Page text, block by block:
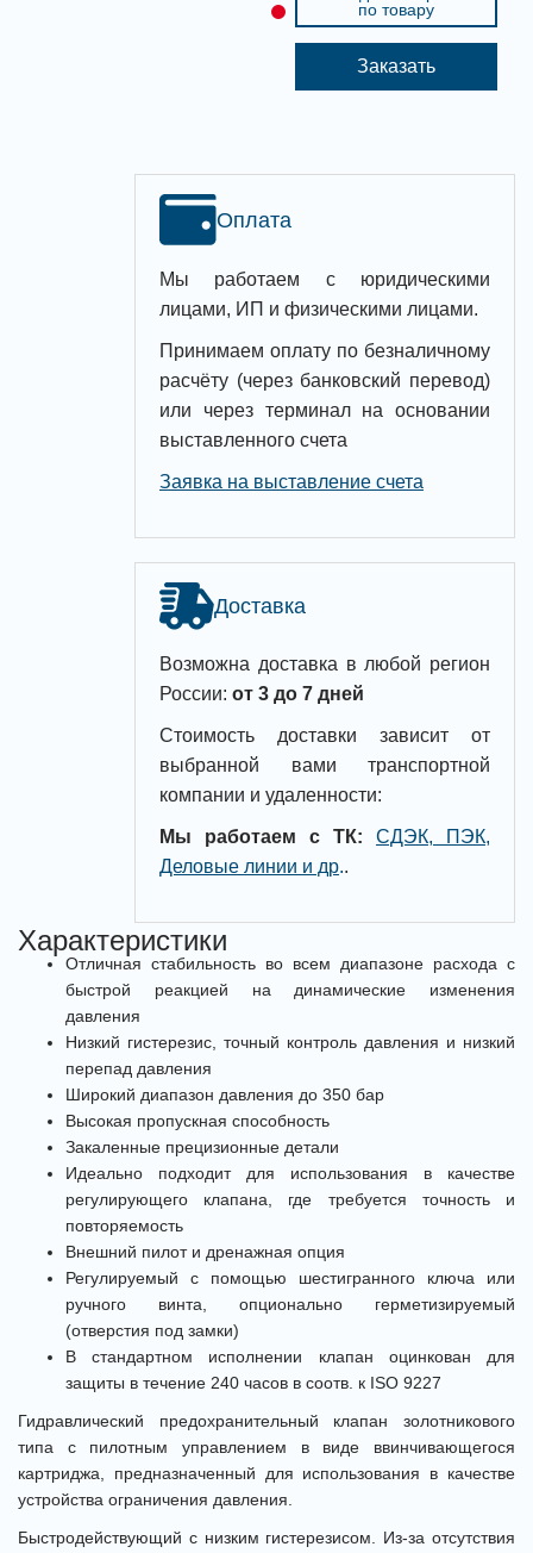
по товару
Заказать
Оплата
Мы работаем с юридическими
лицами, ИП и физическими лицами.
Принимаем оплату по безналичному
расчёту (через банковский перевод)
или через терминал на основании
выставленного счета
Заявка на выставление счета
Доставка
Возможна доставка в любой регион
России: от 3 до 7 дней
Стоимость доставки зависит от
выбранной вами транспортной
компании и удаленности:
Мы работаем с ТК:
СДЭК, ПЭК,
Деловые линии и др..
Характеристики
Отличная стабильность во всем диапазоне расхода с
быстрой реакцией на динамические изменения
давления
Низкий гистерезис, точный контроль давления и низкий
перепад давления
Широкий диапазон давления до 350 бар
Высокая пропускная способность
Закаленные прецизионные детали
Идеально подходит для использования в качестве
регулирующего клапана, где требуется точность и
повторяемость
Внешний пилот и дренажная опция
Регулируемый с помощью шестигранного ключа или
ручного винта, опционально герметизируемый
(отверстия под замки)
В стандартном исполнении клапан оцинкован для
защиты в течение 240 часов в соотв. к ISO 9227
Гидравлический предохранительный клапан золотникового
типа с пилотным управлением в виде ввинчивающегося
картриджа, предназначенный для использования в качестве
устройства ограничения давления.
Быстродействующий с низким гистерезисом. Из-за отсутствия